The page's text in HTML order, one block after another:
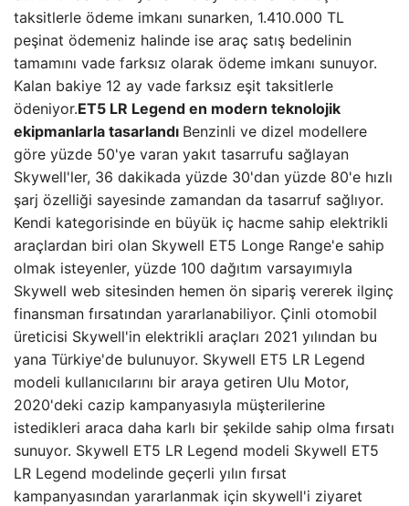
taksitlerle ödeme imkanı sunarken, 1.410.000 TL
peşinat ödemeniz halinde ise araç satış bedelinin
tamamını vade farksız olarak ödeme imkanı sunuyor.
Kalan bakiye 12 ay vade farksız eşit taksitlerle
ödeniyor.ET5 LR Legend en modern teknolojik
ekipmanlarla tasarlandı Benzinli ve dizel modellere
göre yüzde 50'ye varan yakıt tasarrufu sağlayan
Skywell'ler, 36 dakikada yüzde 30'dan yüzde 80'e hızlı
şarj özelliği sayesinde zamandan da tasarruf sağlıyor.
Kendi kategorisinde en büyük iç hacme sahip elektrikli
araçlardan biri olan Skywell ET5 Longe Range'e sahip
olmak isteyenler, yüzde 100 dağıtım varsayımıyla
Skywell web sitesinden hemen ön sipariş vererek ilginç
finansman fırsatından yararlanabiliyor. Çinli otomobil
üreticisi Skywell'in elektrikli araçları 2021 yılından bu
yana Türkiye'de bulunuyor. Skywell ET5 LR Legend
modeli kullanıcılarını bir araya getiren Ulu Motor,
2020'deki cazip kampanyasıyla müşterilerine
istedikleri araca daha karlı bir şekilde sahip olma fırsatı
sunuyor. Skywell ET5 LR Legend modeli Skywell ET5
LR Legend modelinde geçerli yılın fırsat
kampanyasından yararlanmak için skywell'i ziyaret